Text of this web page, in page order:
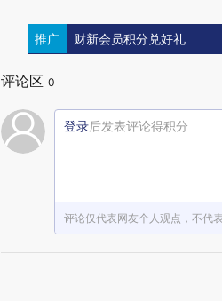
推广 财新会员积分兑好礼
评论区 0
登录后发表评论得积分
评论仅代表网友个人观点，不代